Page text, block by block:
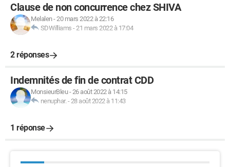
Clause de non concurrence chez SHIVA
Melalen-20 mars 2022 à 22:16
SDWilliams -21 mars 2022 à 17:04
2 réponses
Indemnités de fin de contrat CDD
MonsieurBleu-26 août 2022 à 14:15
nenuphar. -28 août 2022 à 11:43
1 réponse